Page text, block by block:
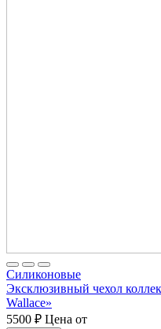
Cиликоновые
Эксклюзивный чехол
Wallace»
5500 ₽ Цена от